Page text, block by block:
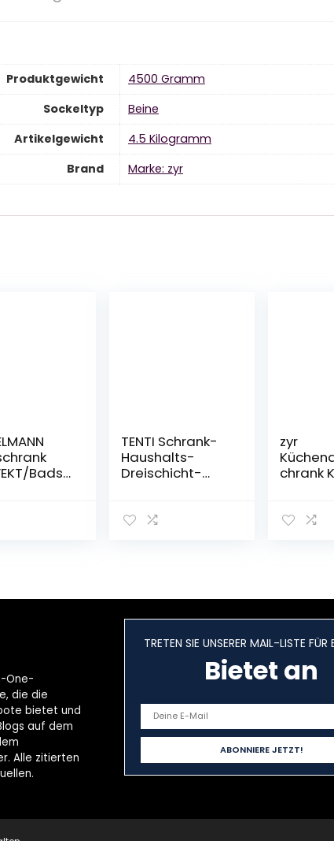
Produktgewicht
‎4500 Gramm
Sockeltyp
‎Beine
Artikelgewicht
‎4.5 Kilogramm
Brand
Marke: zyr
Badsc
Maße
TENTI Schrank-
Haushalts-
Dreischicht-
Küchen-
zyr
chrank
Display
One-
die die
bietet und
auf dem
Alle zitierten
TRETEN SIE UNSERER MAIL-LISTE FÜR
Bietet an